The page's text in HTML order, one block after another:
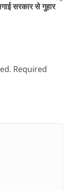
सरकार से गुहार
Required